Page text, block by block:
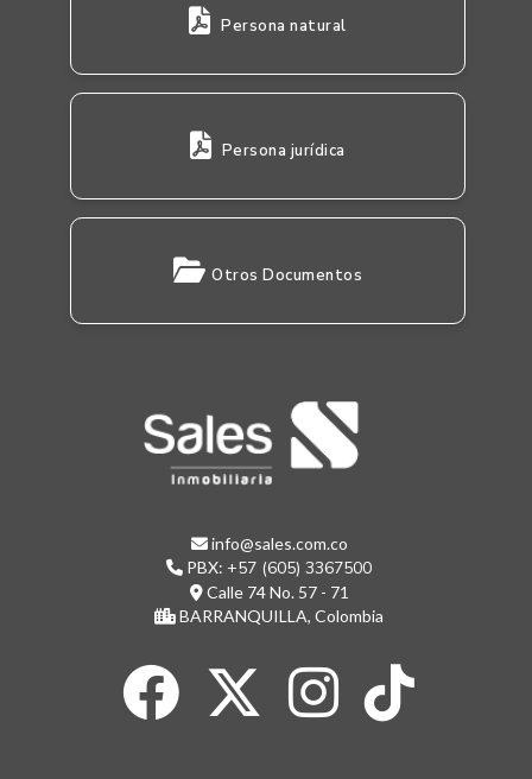
Persona natural
Persona jurídica
Otros Documentos
info@sales.com.co
PBX: +57 (605) 3367500
Calle 74 No. 57 - 71
BARRANQUILLA, Colombia